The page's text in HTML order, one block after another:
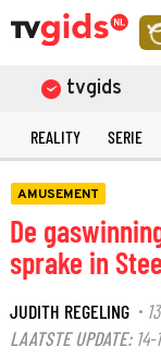
tvgids
REALITY SERIE
AMUSEMENT
De
sprake in
JUDITH REGELING ·
LAATSTE UPDATE: 14-